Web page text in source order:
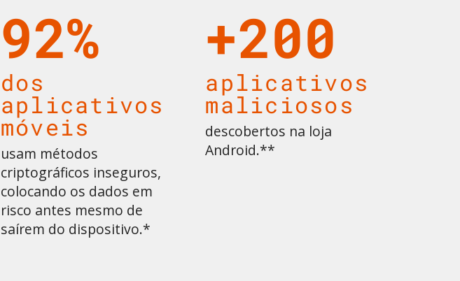
92%
dos
aplicativos
móveis
usam métodos
criptográficos inseguros,
colocando os dados em
risco antes mesmo de
saírem do dispositivo.*
+200
aplicativos
maliciosos
descobertos na loja
Android.**